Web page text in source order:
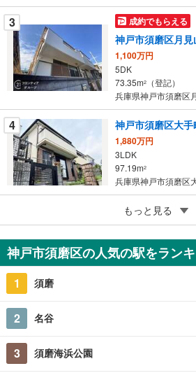
に
保
存
す
る
3 成約でもらえる
神戸市須磨区月見
1,100万円
5DK
73.35m2
（登記）
兵庫県神戸市須磨区
4 神戸市須磨区大手
1,880万円
3LDK
97.19m2
兵庫県神戸市須磨区
成約でもらえる
神戸市須磨区妙
450万円
5DK
もっと見る
神戸市須磨区の人気の駅をラン
1 須磨
2 名谷
3 須磨海浜公園